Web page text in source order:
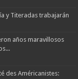
y Titeradas trabajarán
años maravillosos
des Américanistes: